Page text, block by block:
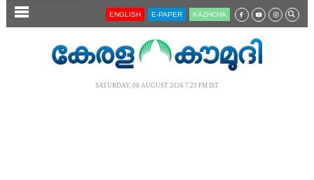
SECTIONS ENGLISH E-PAPER KĀZHCHA
SATURDAY, 08 AUGUST 2026 7.23 PM IST